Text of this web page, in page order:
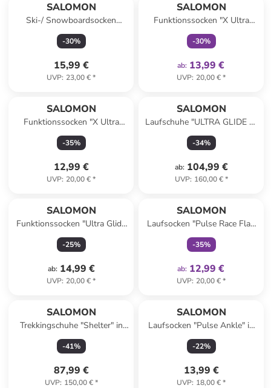
SALOMON
Ski-/ Snowboardsocken
"S/S/MAX" in Schwarz/
Dunkelblau
-30%
15,99 €
UVP: 23,00 €*
SALOMON
Funktionssocken "X Ultra
Crew" in Schwarz
-30%
ab: 13,99 €
UVP: 20,00 €*
SALOMON
Funktionssocken "X Ultra
Crew" in Khaki
-35%
12,99 €
UVP: 20,00 €*
SALOMON
Laufschuhe "ULTRA GLIDE 4"
in Schwarz/ Lila
-34%
ab: 104,99 €
UVP: 160,00 €*
SALOMON
Funktionssocken "Ultra Glide
Ankle" in Grau
-25%
ab: 14,99 €
UVP: 20,00 €*
SALOMON
Laufsocken "Pulse Race Flag
Crew" in Schwarz/ Bunt
-35%
ab: 12,99 €
UVP: 20,00 €*
SALOMON
Trekkingschuhe "Shelter" in
Anthrazit
-41%
87,99 €
UVP: 150,00 €*
SALOMON
Laufsocken "Pulse Ankle" in
Dunkelblau/ Weiß
-22%
13,99 €
UVP: 18,00 €*